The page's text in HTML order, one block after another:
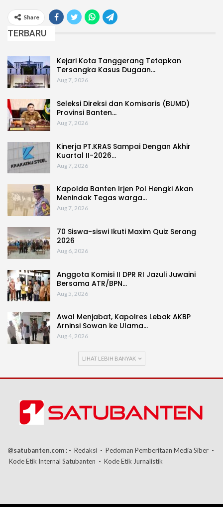
Share
TERBARU
Kejari Kota Tanggerang Tetapkan
Tersangka Kasus Dugaan…
Aug 7, 2026
Seleksi Direksi dan Komisaris (BUMD)
Provinsi Banten…
Aug 7, 2026
Kinerja PT.KRAS Sampai Dengan Akhir
Kuartal II-2026…
Aug 7, 2026
Kapolda Banten Irjen Pol Hengki Akan
Menindak Tegas warga…
Aug 7, 2026
70 Siswa-siswi Ikuti Maxim Quiz Serang
2026
Aug 6, 2026
Anggota Komisi II DPR RI Jazuli Juwaini
Bersama ATR/BPN…
Aug 5, 2026
Awal Menjabat, Kapolres Lebak AKBP
Arninsi Sowan ke Ulama…
Aug 4, 2026
LIHAT LEBIH BANYAK
@satubanten.com : - Redaksi - Pedoman Pemberitaan Media Siber -
Kode Etik Internal Satubanten - Kode Etik Jurnalistik